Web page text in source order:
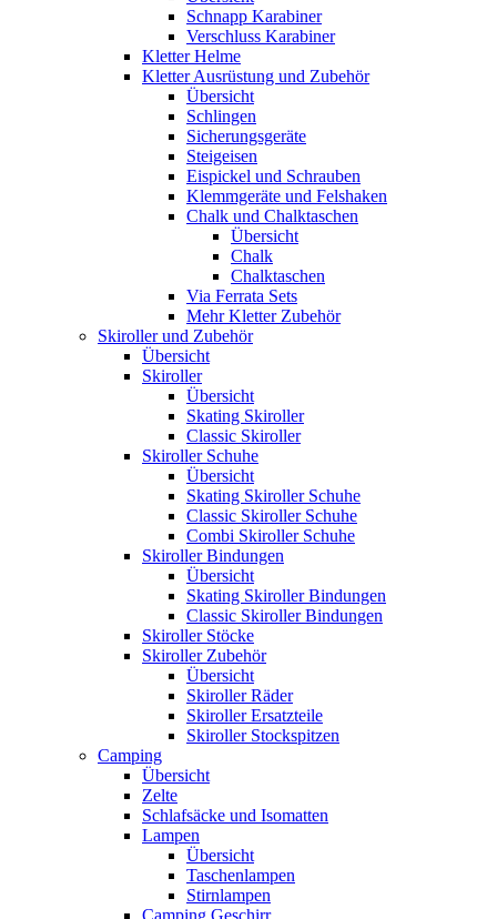
Schnapp Karabiner
Verschluss Karabiner
Kletter Helme
Kletter Ausrüstung und Zubehör
Übersicht
Schlingen
Sicherungsgeräte
Steigeisen
Eispickel und Schrauben
Klemmgeräte und Felshaken
Chalk und Chalktaschen
Übersicht
Chalk
Chalktaschen
Via Ferrata Sets
Mehr Kletter Zubehör
Skiroller und Zubehör
Übersicht
Skiroller
Übersicht
Skating Skiroller
Classic Skiroller
Skiroller Schuhe
Übersicht
Skating Skiroller Schuhe
Classic Skiroller Schuhe
Combi Skiroller Schuhe
Skiroller Bindungen
Übersicht
Skating Skiroller Bindungen
Classic Skiroller Bindungen
Skiroller Stöcke
Skiroller Zubehör
Übersicht
Skiroller Räder
Skiroller Ersatzteile
Skiroller Stockspitzen
Camping
Übersicht
Zelte
Schlafsäcke und Isomatten
Lampen
Übersicht
Taschenlampen
Stirnlampen
Camping Geschirr